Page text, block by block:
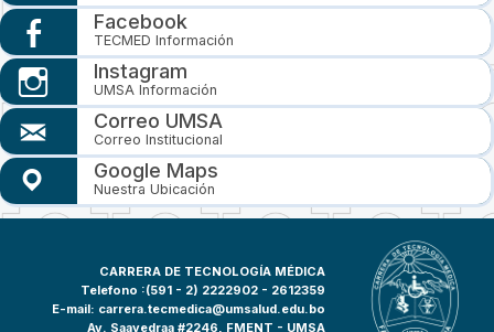
Facebook
TECMED Información
Instagram
UMSA Información
Correo UMSA
Correo Institucional
Google Maps
Nuestra Ubicación
CARRERA DE TECNOLOGÍA MÉDICA
Telefono :(591 - 2) 2222902 - 2612359
E-mail: carrera.tecmedica@umsalud.edu.bo
Av. Saavedraa #2246, FMENT - UMSA